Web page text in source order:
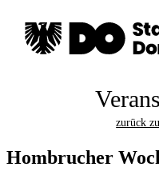
zurück
Hombrucher